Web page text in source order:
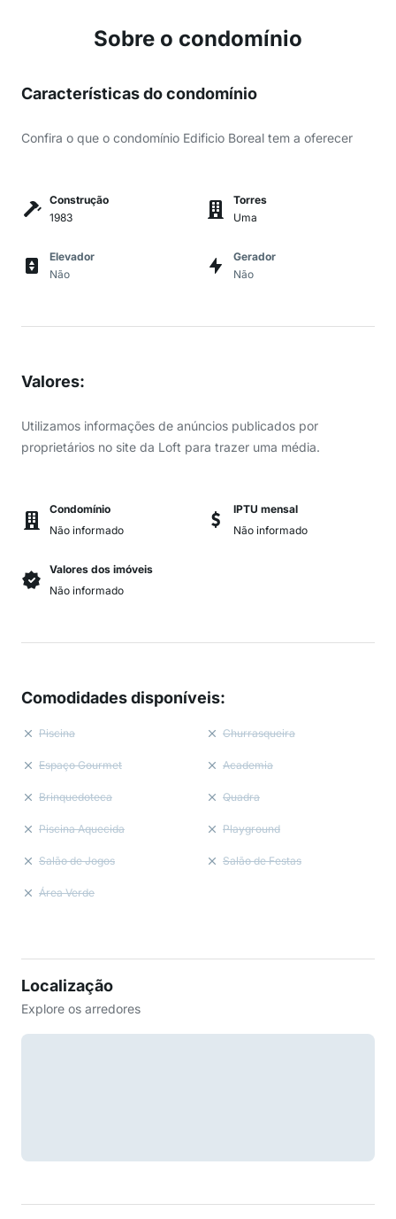
Sobre o condomínio
Características do condomínio
Confira o que o condomínio Edificio Boreal tem a oferecer
Construção
1983
Torres
Uma
Elevador
Não
Gerador
Não
Valores:
Utilizamos informações de anúncios publicados por
proprietários no site da Loft para trazer uma média.
Condomínio
Não informado
IPTU mensal
Não informado
Valores dos imóveis
Não informado
Comodidades disponíveis:
Piscina Churrasqueira
Espaço Gourmet Academia
Brinquedoteca Quadra
Piscina Aquecida Playground
Salão de Jogos Salão de Festas
Área Verde
Localização
Explore os arredores